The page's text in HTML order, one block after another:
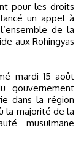
un appel à
de la
aux Rohingyas
mardi 15 août
gouvernement
dans la région
la majorité de la
musulmane